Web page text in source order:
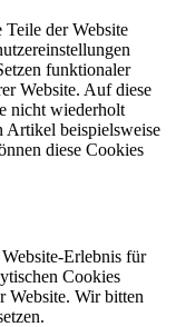
Teile der Website
funktionaler
Website. Auf diese
nicht wiederholt
Artikel beispielsweise
diese Cookies
Erlebnis für
Cookies
Website. Wir bitten